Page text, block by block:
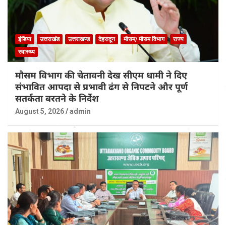
इंडिया उत्तराखंड उत्तराखण्ड देहरादून मौसम/ मौसम विभाग
राज्य
स्वास्थ्य
मौसम विभाग की चेतावनी देख सीएम धामी ने दिए
संभावित आपदा से प्रभावी ढंग से निपटने और पूर्ण
सतर्कता बरतने के निर्देश
August 5, 2026 admin